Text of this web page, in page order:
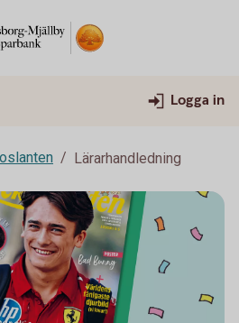
Logga in
Lärarhandledning